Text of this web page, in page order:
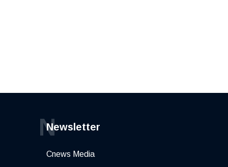
Newsletter
N
Cnews Media